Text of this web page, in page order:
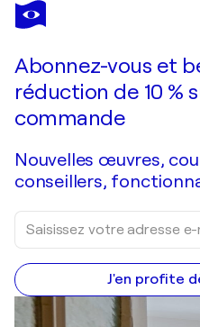
TOMÀS
SUNYOL
Je passe
Abonnez-vous et
réduction de 10 %
commande
Nouvelles œuvres,
conseillers,
J'en profite